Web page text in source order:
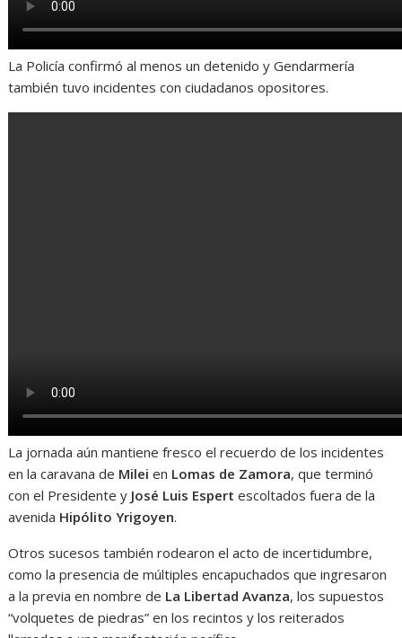
La Policía confirmó al menos un detenido y Gendarmería
también tuvo incidentes con ciudadanos opositores.
La jornada aún mantiene fresco el recuerdo de los incidentes
en la caravana de Milei en Lomas de Zamora, que terminó
con el Presidente y José Luis Espert escoltados fuera de la
avenida Hipólito Yrigoyen.
Otros sucesos también rodearon el acto de incertidumbre,
como la presencia de múltiples encapuchados que ingresaron
a la previa en nombre de La Libertad Avanza, los supuestos
“volquetes de piedras” en los recintos y los reiterados